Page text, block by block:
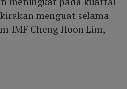
menguat selama
IMF Cheng Hoon Lim,